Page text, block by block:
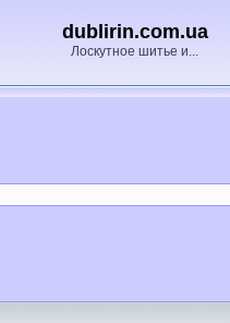
dublirin.com.ua
Лоскутное шитье и...